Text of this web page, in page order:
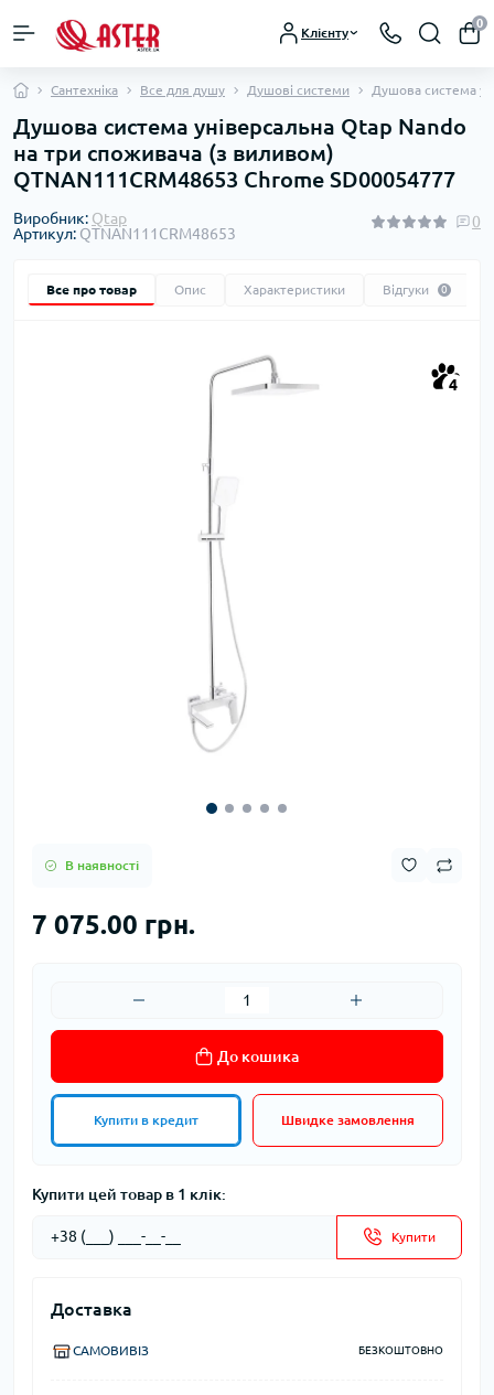
Клієнту
0
Сантехніка Все для душу Душові системи Душова система
Душова система універсальна Qtap Nando
на три споживача (з виливом)
QTNAN111CRM48653 Chrome SD00054777
Виробник: Qtap
Артикул: QTNAN111CRM48653
0
Все про товар Опис Характеристики Відгуки 0
4
В наявності
7 075.00 грн.
До кошика
Купити в кредит Швидке замовлення
Купити цей товар в 1 клік:
Купити
Доставка
САМОВИВІЗ БЕЗКОШТОВНО